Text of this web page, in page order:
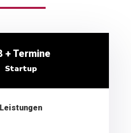
+ Termine
Startup
Leistungen